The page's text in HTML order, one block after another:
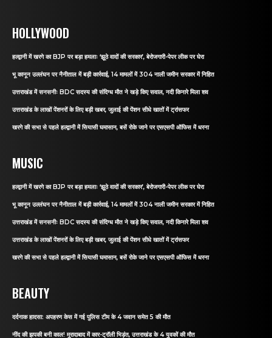
HOLLYWOOD
हल्द्वानी में खरगे का BJP पर बड़ा हमलाः ‘झूठे वादों की सरकार’, बेरोजगारी-पेपर लीक पर घेरा
भू कानून उल्लंघन पर नैनीताल में बड़ी कार्रवाई, 14 मामलों में 304 नाली जमीन सरकार में निहित
उत्तराखंड में सनसनीः BDC सदस्य की संदिग्ध मौत ने खड़े किए सवाल, नदी किनारे मिला शव
उत्तराखंड के लाखों पेंशनरों के लिए बड़ी खबर, जुलाई की पेंशन सीधे खातों में ट्रांसफर
खरगे की सभा से पहले हल्द्वानी में सियासी घमासान, बसें रोके जाने पर एसएसपी ऑफिस में धरना
MUSIC
हल्द्वानी में खरगे का BJP पर बड़ा हमलाः ‘झूठे वादों की सरकार’, बेरोजगारी-पेपर लीक पर घेरा
भू कानून उल्लंघन पर नैनीताल में बड़ी कार्रवाई, 14 मामलों में 304 नाली जमीन सरकार में निहित
उत्तराखंड में सनसनीः BDC सदस्य की संदिग्ध मौत ने खड़े किए सवाल, नदी किनारे मिला शव
उत्तराखंड के लाखों पेंशनरों के लिए बड़ी खबर, जुलाई की पेंशन सीधे खातों में ट्रांसफर
खरगे की सभा से पहले हल्द्वानी में सियासी घमासान, बसें रोके जाने पर एसएसपी ऑफिस में धरना
BEAUTY
दर्दनाक हादसा: अपहरण केस में गई पुलिस टीम के 4 जवान समेत 5 की मौत
नींद की झपकी बनी काल! मुरादाबाद में कार-ट्रॉली भिड़ंत, उत्तराखंड के 4 युवकों की मौत